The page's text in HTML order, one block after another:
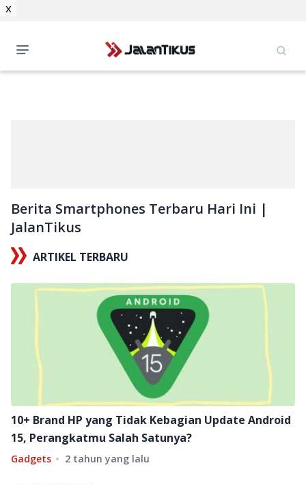
Berita Smartphones Terbaru Hari Ini |
JalanTikus
ARTIKEL TERBARU
10+ Brand HP yang Tidak Kebagian Update Android
15, Perangkatmu Salah Satunya?
Gadgets 2 tahun yang lalu
x